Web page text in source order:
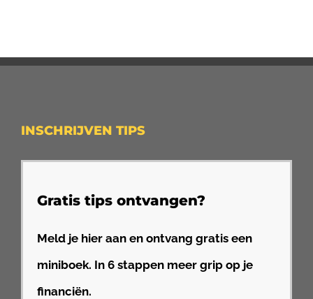
INSCHRIJVEN TIPS
Gratis tips ontvangen?
Meld je hier aan en ontvang gratis een
miniboek. In 6 stappen meer grip op je
financiën.